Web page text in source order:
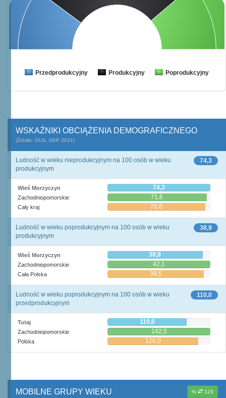
Przedprodukcyjny Produkcyjny Poprodukcyjny
WSKAŹNIKI OBCIĄŻENIA DEMOGRAFICZNEGO
(Źródło: GUS, NSP 2021)
74,3
Ludność w wieku nieprodukcyjnym na 100 osób w wieku
produkcyjnym
Wieś Morzyczyn 74,3
Zachodniopomorskie 71,6
Cały kraj 70,8
38,9
Ludność w wieku poprodukcyjnym na 100 osób w wieku
produkcyjnym
Wieś Morzyczyn 38,9
Zachodniopomorskie 42,1
Cała Polska 39,5
110,0
Ludność w wieku poprodukcyjnym na 100 osób w wieku
przedprodukcyjnym
Tutaj 110,0
Zachodniopomorskie 142,5
Polska 126,0
% 123
MOBILNE GRUPY WIEKU